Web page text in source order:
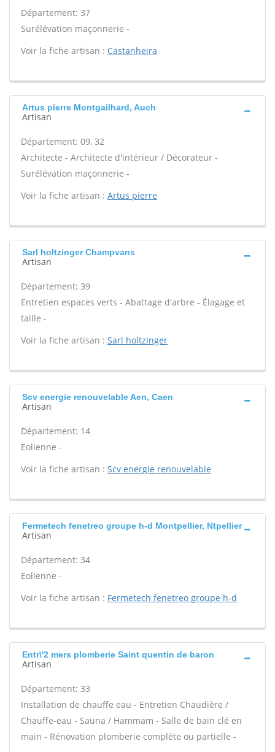
Département: 37
Surélévation maçonnerie -
Voir la fiche artisan : Castanheira
Artus pierre Montgailhard, Auch
Artisan
Département: 09, 32
Architecte - Architecte d'intérieur / Décorateur -
Surélévation maçonnerie -
Voir la fiche artisan : Artus pierre
Sarl holtzinger Champvans
Artisan
Département: 39
Entretien espaces verts - Abattage d'arbre - Élagage et
taille -
Voir la fiche artisan : Sarl holtzinger
Scv energie renouvelable Aen, Caen
Artisan
Département: 14
Eolienne -
Voir la fiche artisan : Scv energie renouvelable
Fermetech fenetreo groupe h-d Montpellier, Ntpellier
Artisan
Département: 34
Eolienne -
Voir la fiche artisan : Fermetech fenetreo groupe h-d
Entr\'2 mers plomberie Saint quentin de baron
Artisan
Département: 33
Installation de chauffe eau - Entretien Chaudière /
Chauffe-eau - Sauna / Hammam - Salle de bain clé en
main - Rénovation plomberie complète ou partielle -